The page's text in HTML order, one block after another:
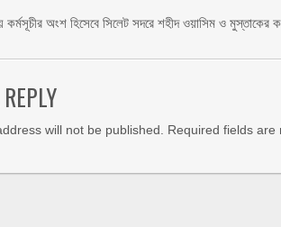
কর্মসূচীর অংশ হিসেবে সিলেট সদরে শহীদ ওয়াসিম ও মুস্তাকের
will not be published. Required fields are